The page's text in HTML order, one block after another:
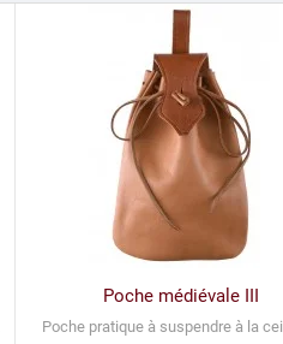
Poche médiévale III
Poche pratique à suspendre à la